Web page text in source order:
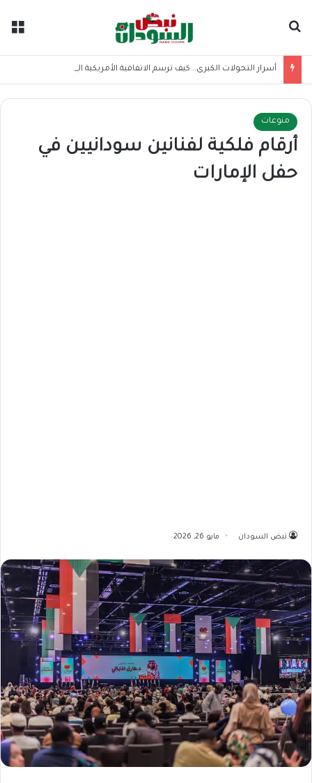
منوعات
أرقام فلكية لفنانين سودانيين في
حفل الإمارات
نبض السودان مايو 26, 2026